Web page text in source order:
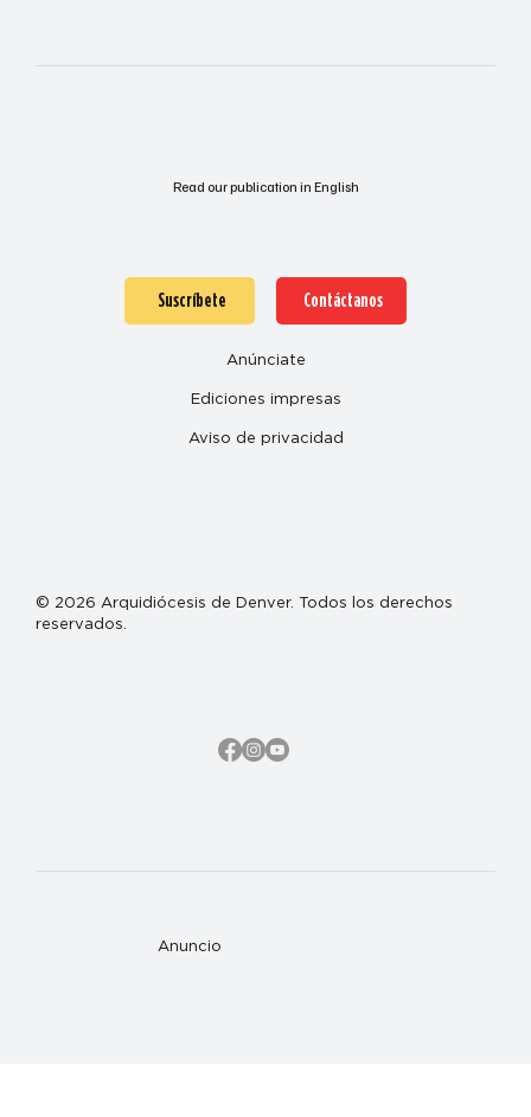
Read our publication in English
Anuncio
Suscríbete Contáctanos
Anúnciate
Ediciones impresas
Aviso de privacidad
© 2026 Arquidiócesis de Denver. Todos los derechos
reservados.